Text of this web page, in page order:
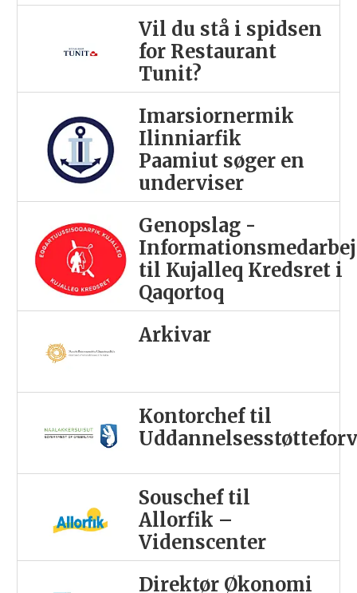
Vil du stå i spidsen
for Restaurant
Tunit?
Imarsiornermik
Ilinniarfik
Paamiut søger en
underviser
Genopslag -
til Kujalleq Kredsret i
Qaqortoq
Arkivar
Kontorchef til
Souschef til
Allorfik –
Videnscenter
Direktør Økonomi